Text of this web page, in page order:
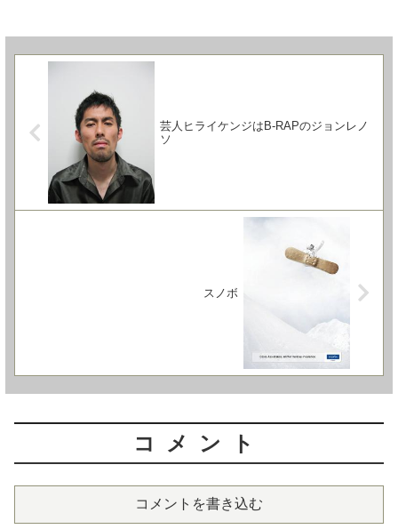
芸人ヒライケンジはB-RAPのジョンレノ
ソ
スノボ
コメント
コメントを書き込む